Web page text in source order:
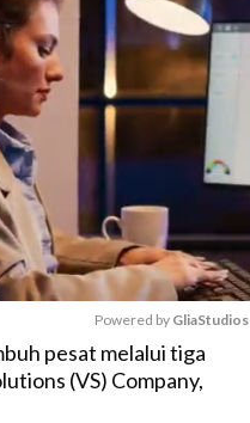
M
Powered by GliaStudios
pesat melalui tiga
(VS) Company,